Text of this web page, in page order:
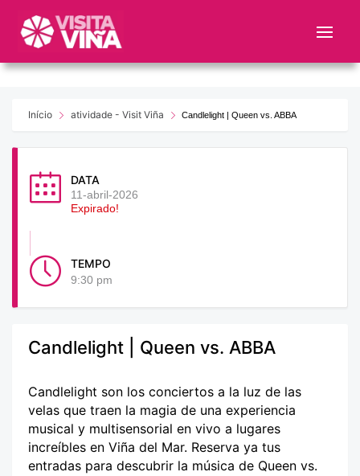
este
web
sistemaInício atividade - Visit Viña Candlelight | Queen vs. ABBA
DATA
11-abril-2026
Expirado!
TEMPO
9:30 pm
Candlelight | Queen vs. ABBA
Candlelight son los conciertos a la luz de las
velas que traen la magia de una experiencia
musical y multisensorial en vivo a lugares
increíbles en Viña del Mar. Reserva ya tus
entradas para descubrir la música de Queen vs.